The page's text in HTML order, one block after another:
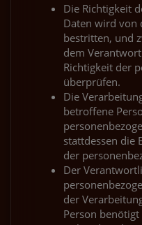
Die Richtigkeit
Daten wird von
bestritten, und
dem
Richtigkeit der
überprüfen.
Die
betroffene
stattdessen die
der
Der
der
Person